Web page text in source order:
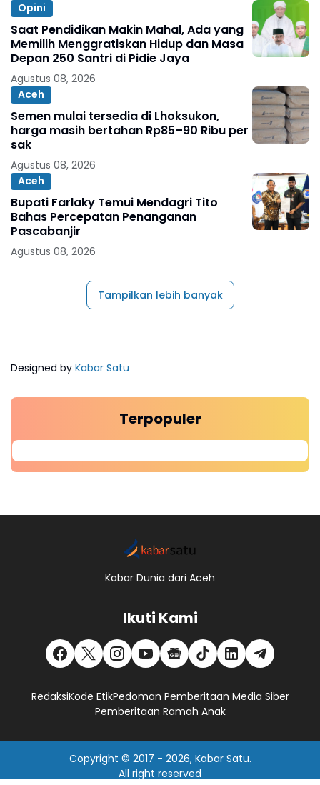
Opini
Saat Pendidikan Makin Mahal, Ada yang
Memilih Menggratiskan Hidup dan Masa
Depan 250 Santri di Pidie Jaya
Agustus 08, 2026
Aceh
Semen mulai tersedia di Lhoksukon,
harga masih bertahan Rp85–90 Ribu per
sak
Agustus 08, 2026
Aceh
Bupati Farlaky Temui Mendagri Tito
Bahas Percepatan Penanganan
Pascabanjir
Agustus 08, 2026
Tampilkan lebih banyak
Designed by Kabar Satu
Terpopuler
Kabar Dunia dari Aceh
Ikuti Kami
RedaksiKode EtikPedoman Pemberitaan Media Siber
Pemberitaan Ramah Anak
Copyright © 2017 - 2026, Kabar Satu.
All right reserved